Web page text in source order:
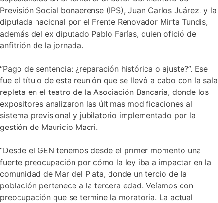
Previsión Social bonaerense (IPS), Juan Carlos Juárez, y la
diputada nacional por el Frente Renovador Mirta Tundis,
además del ex diputado Pablo Farías, quien ofició de
anfitrión de la jornada.
“Pago de sentencia: ¿reparación histórica o ajuste?”. Ese
fue el título de esta reunión que se llevó a cabo con la sala
repleta en el teatro de la Asociación Bancaria, donde los
expositores analizaron las últimas modificaciones al
sistema previsional y jubilatorio implementado por la
gestión de Mauricio Macri.
“Desde el GEN tenemos desde el primer momento una
fuerte preocupación por cómo la ley iba a impactar en la
comunidad de Mar del Plata, donde un tercio de la
población pertenece a la tercera edad. Veíamos con
preocupación que se termine la moratoria. La actual